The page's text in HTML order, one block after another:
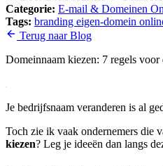
Categorie: E-mail & Domeinen
Tags: branding eigen-domein
Terug naar Blog
Domeinnaam kiezen: 7 regels voor
Je bedrijfsnaam veranderen is al
Toch zie ik vaak ondernemers die
kiezen? Leg je ideeën dan langs